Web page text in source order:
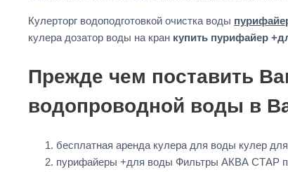
Кулерторг водоподготовкой очистка воды
кулера дозатор воды на кран купить пурифайер
Прежде чем поставить
водопроводной воды в
бесплатная аренда кулера для воды кулер
пурифайеры +для воды Фильтры АКВА СТАР